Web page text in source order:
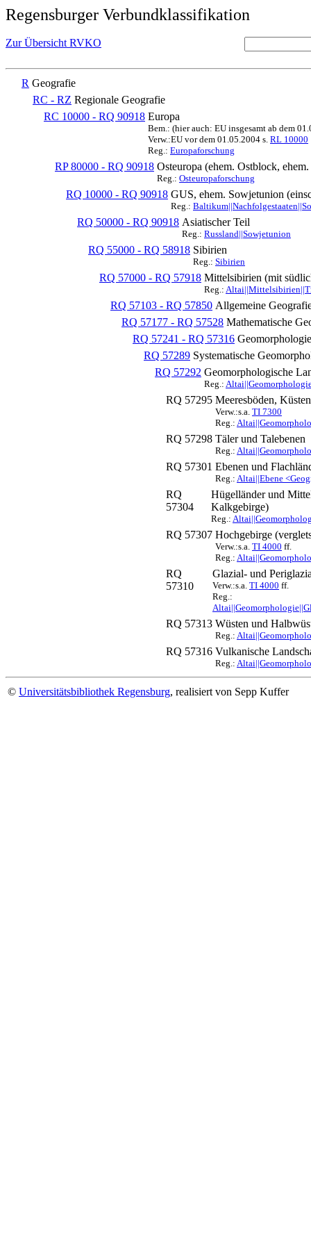
Regensburger Verbundklassifikation
Zur Übersicht RVKO
R Geografie
RC - RZ Regionale Geografie
RC 10000 - RQ 90918 Europa
Bem.: (hier auch: EU insgesamt ab dem
Verw.:EU vor dem 01.05.2004 s. RL 10000
Reg.: Europaforschung
RP 80000 - RQ 90918 Osteuropa (ehem. Ostblock,
Reg.: Osteuropaforschung
RQ 10000 - RQ 90918 GUS, ehem. Sowjetunion
Reg.:
RQ 50000 - RQ 90918 Asiatischer Teil
Reg.: Russland||Sowjetunion
RQ 55000 - RQ 58918 Sibirien
Reg.: Sibirien
RQ 57000 - RQ 57918 Mittelsibirien (mit
Reg.:
RQ 57103 - RQ 57850 Allgemeine
RQ 57177 - RQ 57528 Mathematische
RQ 57241 - RQ 57316 Geomorphologie
RQ 57289 Systematische
RQ 57292 Geomorphologische
Reg.:
RQ 57295 Meeresböden,
Verw.:s.a. TI 7300
Reg.:
RQ 57298 Täler und Talebenen
Reg.:
RQ 57301 Ebenen und
Reg.: Altai||Ebene
RQ
57304
Hügelländer und
Kalkgebirge)
Reg.:
RQ 57307 Hochgebirge
Verw.:s.a. TI 4000 ff.
Reg.:
RQ
57310
Glazial- und
Verw.:s.a. TI 4000 ff.
Reg.:
RQ 57313 Wüsten und
Reg.:
RQ 57316 Vulkanische
Reg.:
© Universitätsbibliothek Regensburg, realisiert von Sepp Kuffer